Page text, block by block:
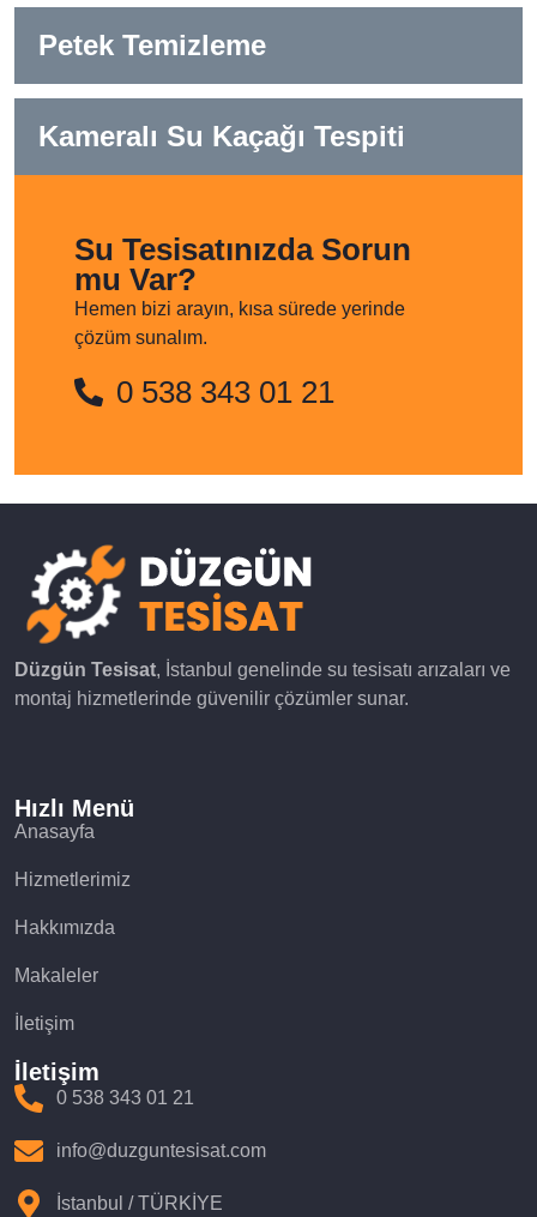
Petek Temizleme
Kameralı Su Kaçağı Tespiti
Su Tesisatınızda Sorun
mu Var?
Hemen bizi arayın, kısa sürede yerinde
çözüm sunalım.
0 538 343 01 21
Düzgün Tesisat, İstanbul genelinde su tesisatı arızaları ve
montaj hizmetlerinde güvenilir çözümler sunar.
Hızlı Menü
Anasayfa
Hizmetlerimiz
Hakkımızda
Makaleler
İletişim
İletişim
0 538 343 01 21
info@duzguntesisat.com
İstanbul / TÜRKİYE